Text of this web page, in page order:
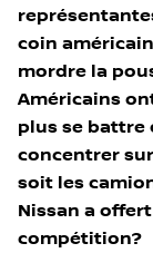
coin
mordre la
Américains
plus se battre
concentrer
soit les
Nissan a
compétition?